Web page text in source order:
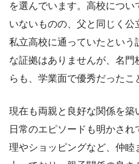
を選んでいます。高校につ
いないものの、父と同じく
私立高校に通っていたとい
な証拠はありませんが、名
らも、学業面で優秀だったこ
現在も両親と良好な関係を
日常のエピソードも明かさ
理やショッピングなど、仲睦